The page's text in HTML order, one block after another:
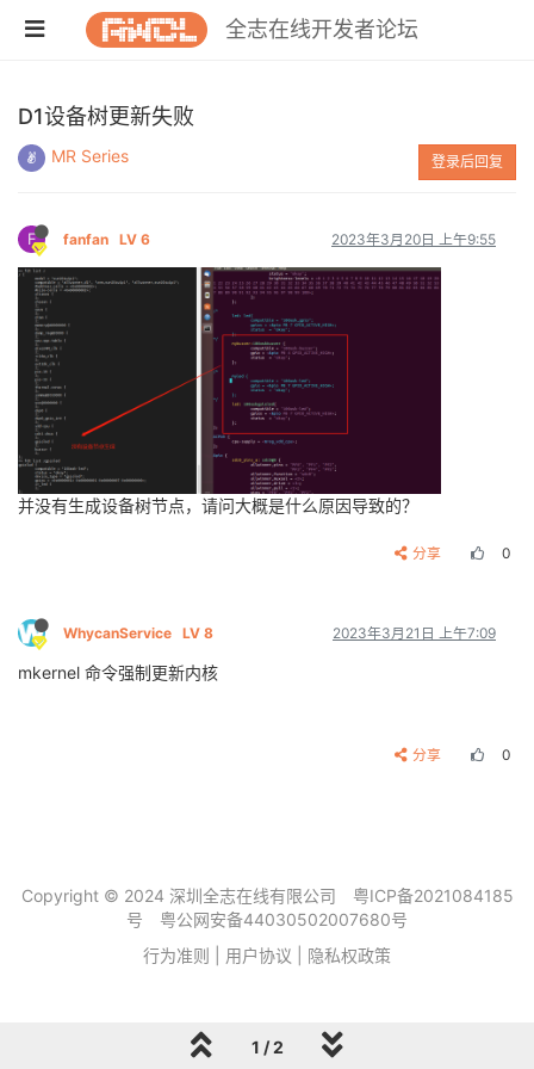
全志在线开发者论坛
D1设备树更新失败
MR Series 登录后回复
F fanfan LV 6 2023年3月20日 上午9:55
并没有生成设备树节点，请问大概是什么原因导致的？
分享 0
WhycanService LV 8 2023年3月21日 上午7:09
mkernel 命令强制更新内核
分享 0
1 / 2
Copyright © 2024 深圳全志在线有限公司
粤ICP备2021084185
号
粤公网安备44030502007680号
行为准则
用户协议 隐私权政策